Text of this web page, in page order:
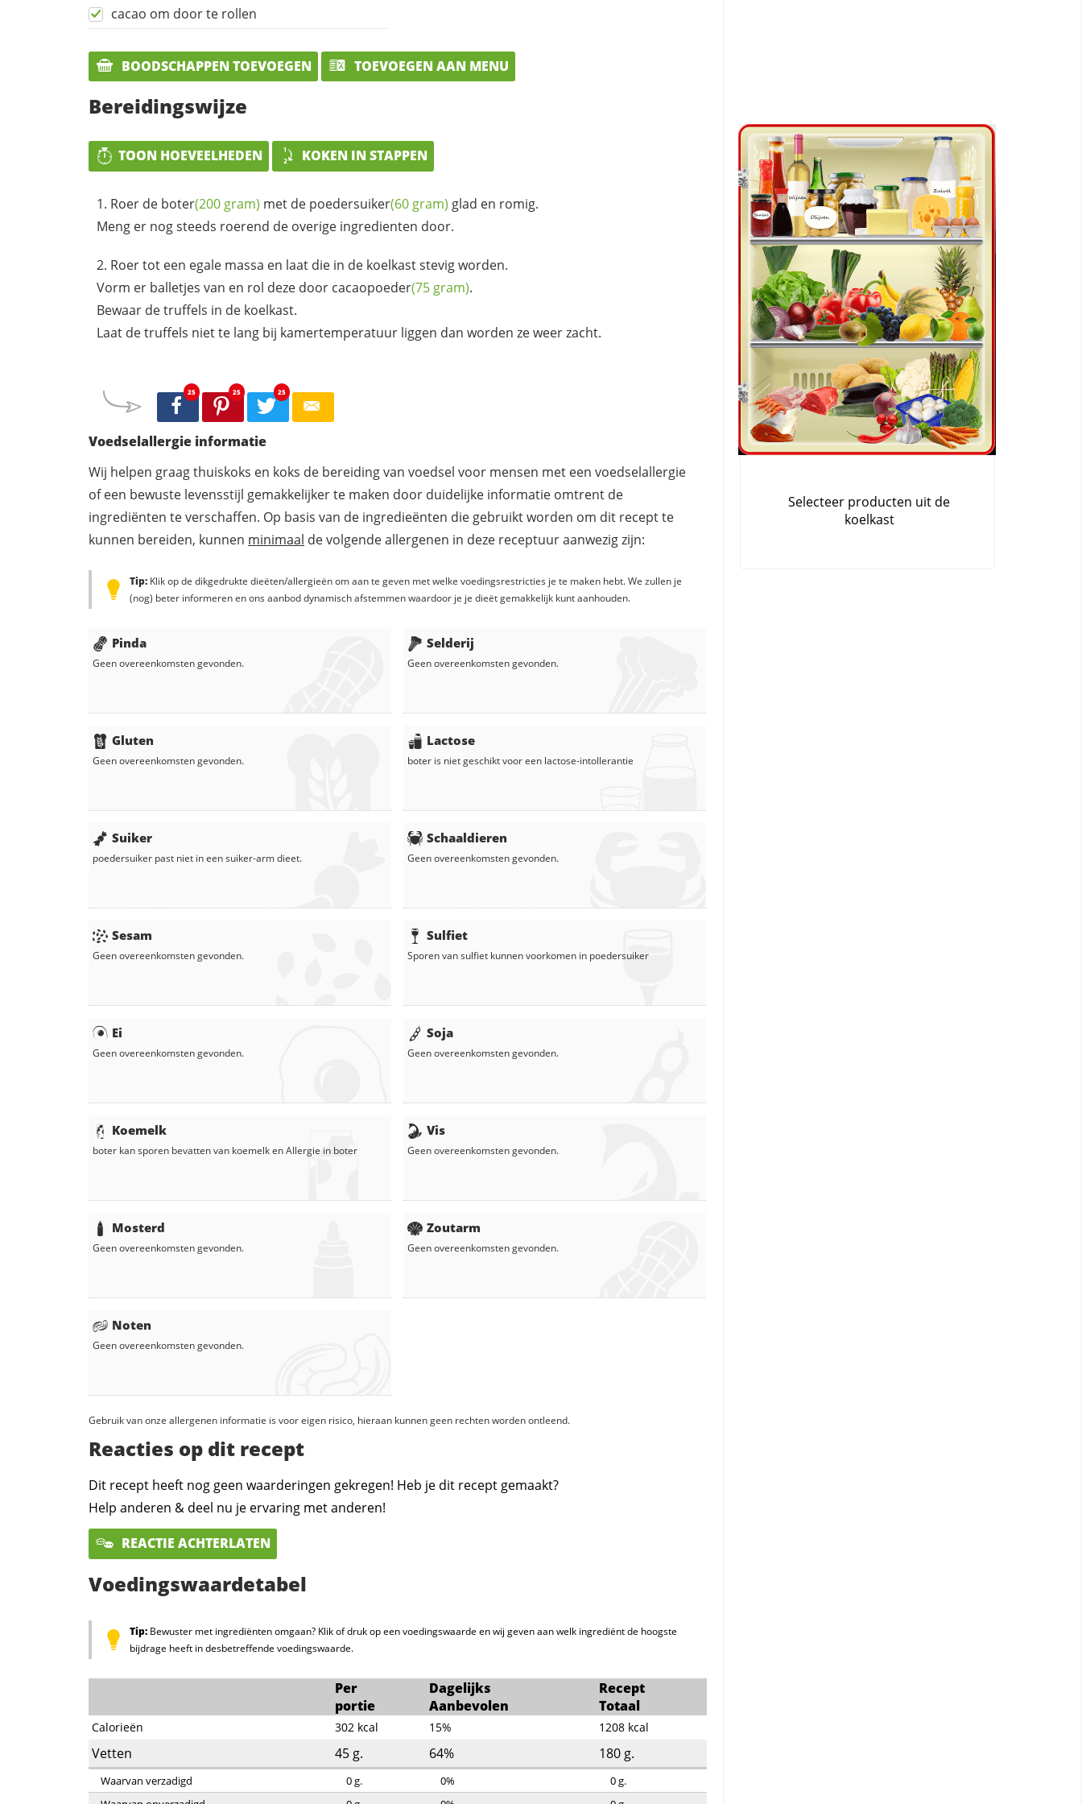
cacao om door te rollen
BOODSCHAPPEN TOEVOEGEN TOEVOEGEN AAN MENU
Bereidingswijze
TOON HOEVEELHEDEN KOKEN IN STAPPEN
Roer de boter(200 gram) met de poedersuiker(60 gram) glad en romig.
Meng er nog steeds roerend de overige ingredienten door.
Roer tot een egale massa en laat die in de koelkast stevig worden.
Vorm er balletjes van en rol deze door cacaopoeder(75 gram).
Bewaar de truffels in de koelkast.
Laat de truffels niet te lang bij kamertemperatuur liggen dan worden ze weer zacht.
25 25 25
Voedselallergie informatie
Wij helpen graag thuiskoks en koks de bereiding van voedsel voor mensen met een voedselallergie
of een bewuste levensstijl gemakkelijker te maken door duidelijke informatie omtrent de
ingrediënten te verschaffen. Op basis van de ingredieënten die gebruikt worden om dit recept te
kunnen bereiden, kunnen minimaal de volgende allergenen in deze receptuur aanwezig zijn:
Tip: Klik op de dikgedrukte dieëten/allergieën om aan te geven met welke voedingsrestricties je te maken hebt. We zullen je
(nog) beter informeren en ons aanbod dynamisch afstemmen waardoor je je dieët gemakkelijk kunt aanhouden.
Pinda
Geen overeenkomsten gevonden.
Gluten
Geen overeenkomsten gevonden.
Suiker
poedersuiker past niet in een suiker-arm dieet.
Sesam
Geen overeenkomsten gevonden.
Ei
Geen overeenkomsten gevonden.
Koemelk
boter kan sporen bevatten van koemelk enAllergie in boter
Mosterd
Geen overeenkomsten gevonden.
Noten
Geen overeenkomsten gevonden.
Selderij
Geen overeenkomsten gevonden.
Lactose
boter is niet geschikt voor een lactose-intollerantie
Schaaldieren
Geen overeenkomsten gevonden.
Sulfiet
Sporen van sulfiet kunnen voorkomen in poedersuiker
Soja
Geen overeenkomsten gevonden.
Vis
Geen overeenkomsten gevonden.
Zoutarm
Geen overeenkomsten gevonden.
Gebruik van onze allergenen informatie is voor eigen risico, hieraan kunnen geen rechten worden ontleend.
Reacties op dit recept
Dit recept heeft nog geen waarderingen gekregen! Heb je dit recept gemaakt?
Help anderen & deel nu je ervaring met anderen!
REACTIE ACHTERLATEN
Voedingswaardetabel
Tip: Bewuster met ingrediënten omgaan? Klik of druk op een voedingswaarde en wij geven aan welk ingrediënt de hoogste
bijdrage heeft in desbetreffende voedingswaarde.
Per
portie
Dagelijks
Aanbevolen
Recept
Totaal
Calorieën 302 kcal 15% 1208 kcal
Vetten 45 g. 64% 180 g.
Waarvan verzadigd 0g. 0% 0g.